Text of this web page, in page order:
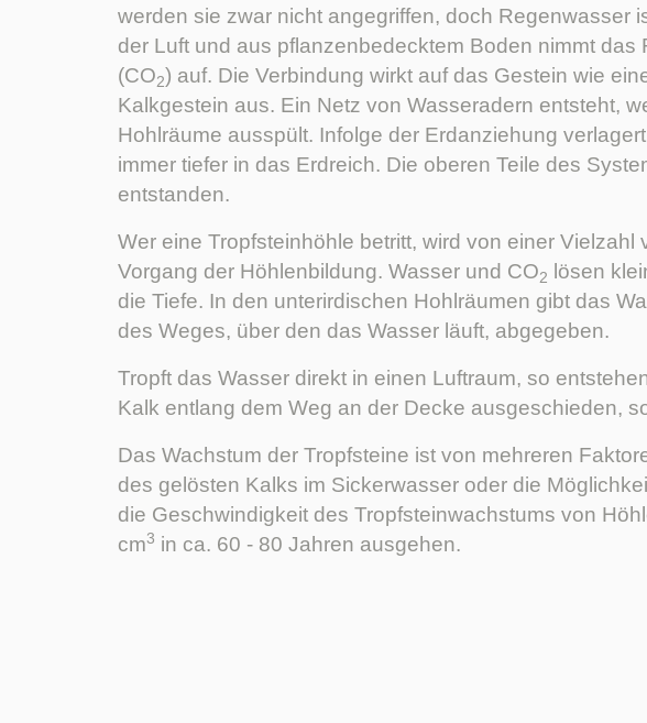
werden sie zwar nicht angegriffen, doch Regenwasser
der Luft und aus pflanzenbedecktem Boden nimmt das
(CO2) auf. Die Verbindung wirkt auf das Gestein wie
Kalkgestein aus. Ein Netz von Wasseradern entsteht,
Hohlräume ausspült. Infolge der Erdanziehung
immer tiefer in das Erdreich. Die oberen Teile des
entstanden.
Wer eine Tropfsteinhöhle betritt, wird von einer
Vorgang der Höhlenbildung. Wasser und CO2
lösen
die Tiefe. In den unterirdischen Hohlräumen gibt das
des Weges, über den das Wasser läuft, abgegeben.
Tropft das Wasser direkt in einen Luftraum, so
Kalk entlang dem Weg an der Decke ausgeschieden,
Das Wachstum der Tropfsteine ist von mehreren
des gelösten Kalks im Sickerwasser oder die
die Geschwindigkeit des Tropfsteinwachstums von
cm3 in ca. 60 - 80 Jahren ausgehen.